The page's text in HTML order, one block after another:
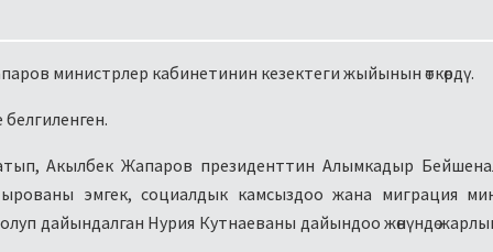
министрлер кабинетинин кезектеги жыйынын өткөрдү.
Акылбек Жапаров президенттин Алымкадыр
эмгек, социалдык камсыздоо жана миграция
дайындалган Нурия Кутнаеваны дайындоо жөнүндө